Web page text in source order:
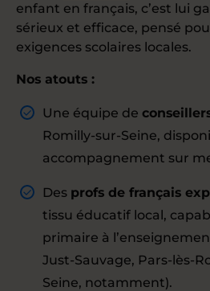
enfant en français, c’est lui
sérieux et efficace, pensé
exigences scolaires locales.
Nos atouts :
Une équipe de
Romilly-sur-Seine,
accompagnement sur
Des profs de français
tissu éducatif local,
primaire à
Just-Sauvage, Pars-lès-
Seine, notamment).